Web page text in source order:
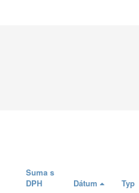
Suma s
DPH
Dátum
Typ